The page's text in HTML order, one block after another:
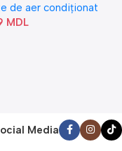
de aer condiționat
MDL
Media